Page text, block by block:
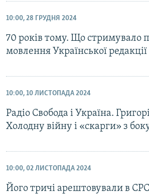
10:00, 28 ГРУДНЯ 2024
70 років тому. Що стримувало
мовлення Української редакції
10:00, 10 ЛИСТОПАДА 2024
Радіо Свобода і Україна.
Холодну війну і «скарги» з
10:00, 02 ЛИСТОПАДА 2024
Його тричі арештовували в